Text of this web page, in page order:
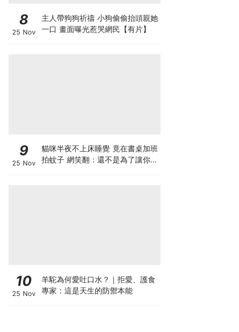
8
25 Nov
主人帶狗狗祈禱 小狗偷偷抬頭親她
一口 畫面曝光惹哭網民【有片】
9
25 Nov
貓咪半夜不上床睡覺 竟在書桌加班
拍蚊子 網笑翻：還不是為了讓你睡
10
25 Nov
羊駝為何愛吐口水？｜拒愛、護食
專家：這是天生的防禦本能